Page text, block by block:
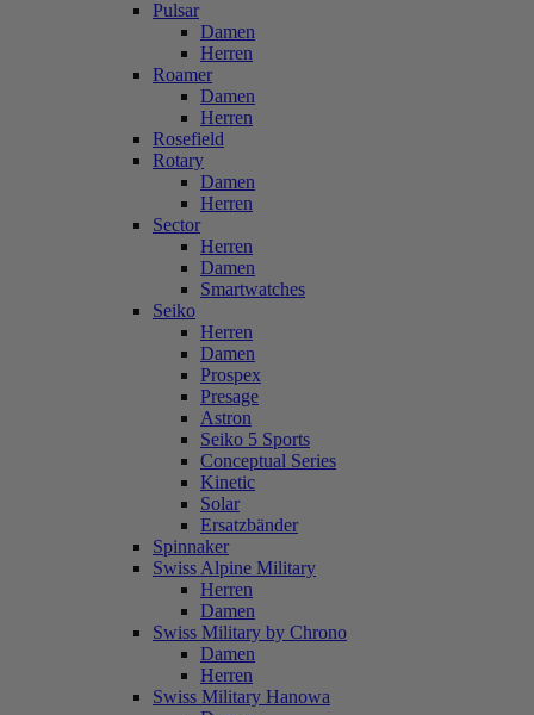
Pulsar
Damen
Herren
Roamer
Damen
Herren
Rosefield
Rotary
Damen
Herren
Sector
Herren
Damen
Smartwatches
Seiko
Herren
Damen
Prospex
Presage
Astron
Seiko 5 Sports
Conceptual Series
Kinetic
Solar
Ersatzbänder
Spinnaker
Swiss Alpine Military
Herren
Damen
Swiss Military by Chrono
Damen
Herren
Swiss Military Hanowa